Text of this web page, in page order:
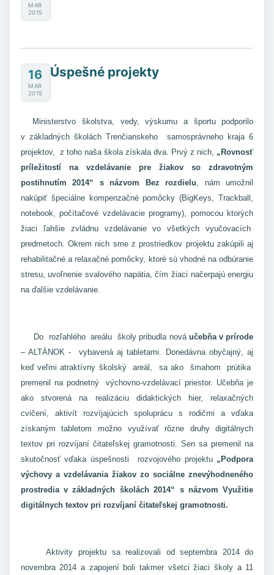
MAR
2015
16
MAR
2015
Úspešné projekty
Ministerstvo školstva, vedy, výskumu a športu podporilo
v základných školách Trenčianskeho samosprávneho kraja 6
projektov, z toho naša škola získala dva. Prvý z nich, „Rovnosť
príležitostí na vzdelávanie pre žiakov so zdravotným
postihnutím 2014“ s názvom Bez rozdielu, nám umožnil
nakúpiť špeciálne kompenzačné pomôcky (BigKeys, Trackball,
notebook, počítačové vzdelávacie programy), pomocou ktorých
žiaci ľahšie zvládnu vzdelávanie vo všetkých vyučovacích
predmetoch. Okrem nich sme z prostriedkov projektu zakúpili aj
rehabilitačné a relaxačné pomôcky, ktoré sú vhodné na odbúranie
stresu, uvoľnenie svalového napätia, čím žiaci načerpajú energiu
na ďalšie vzdelávanie.
Do rozľahlého areálu školy pribudla nová učebňa v prírode
– ALTÁNOK - vybavená aj tabletami. Donedávna obyčajný, aj
keď veľmi atraktívny školský areál, sa ako šmahom prútika
premenil na podnetný výchovno-vzdelávací priestor. Učebňa je
ako stvorená na realizáciu didaktických hier, relaxačných
cvičení, aktivít rozvíjajúcich spoluprácu s rodičmi a vďaka
získaným tabletom možno využívať rôzne druhy digitálnych
textov pri rozvíjaní čitateľskej gramotnosti. Sen sa premenil na
skutočnosť vďaka úspešnosti rozvojového projektu „Podpora
výchovy a vzdelávania žiakov zo sociálne znevýhodneného
prostredia v základných školách 2014“ s názvom Využitie
digitálnych textov pri rozvíjaní čitateľskej gramotnosti.
Aktivity projektu sa realizovali od septembra 2014 do
novembra 2014 a zapojení boli takmer všetci žiaci školy a 11